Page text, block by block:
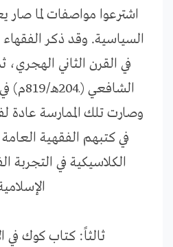
اشترعوا مواصفات لما صار
السياسية. وقد ذكر
في القرن الثاني الهجري،
وصارت تلك الممارسة عادة
في كتبهم الفقهية العامة
الكلاسيكية في التجربة
ثالثاً: كتاب كوك في